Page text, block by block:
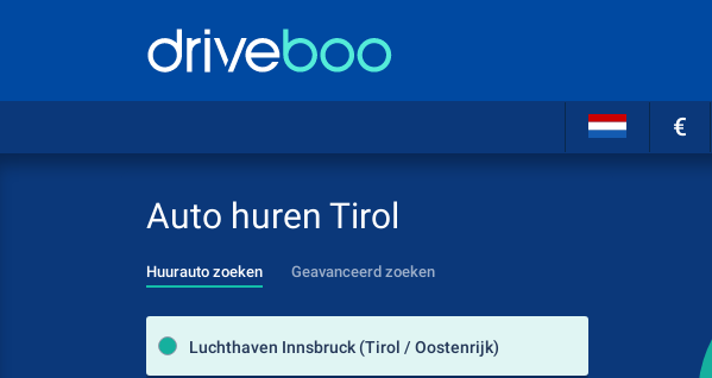
€
Auto huren Tirol
Huurauto zoeken Geavanceerd zoeken
Luchthaven Innsbruck (Tirol / Oostenrijk)